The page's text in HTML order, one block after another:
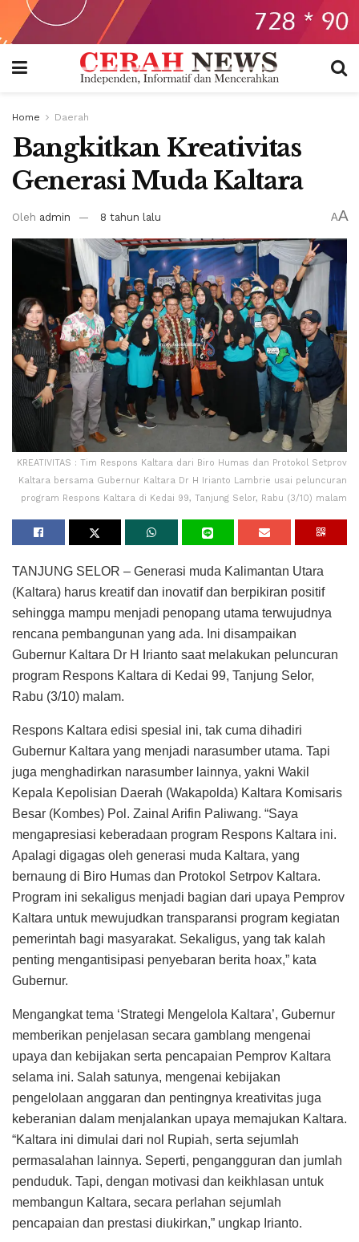
Home Daerah
Bangkitkan Kreativitas
Generasi Muda Kaltara
Oleh admin 8 tahun lalu AA
KREATIVITAS : Tim Respons Kaltara dari Biro Humas dan Protokol Setprov
Kaltara bersama Gubernur Kaltara Dr H Irianto Lambrie usai peluncuran
program Respons Kaltara di Kedai 99, Tanjung Selor, Rabu (3/10) malam
TANJUNG SELOR – Generasi muda Kalimantan Utara
(Kaltara) harus kreatif dan inovatif dan berpikiran positif
sehingga mampu menjadi penopang utama terwujudnya
rencana pembangunan yang ada. Ini disampaikan
Gubernur Kaltara Dr H Irianto saat melakukan peluncuran
program Respons Kaltara di Kedai 99, Tanjung Selor,
Rabu (3/10) malam.
Respons Kaltara edisi spesial ini, tak cuma dihadiri
Gubernur Kaltara yang menjadi narasumber utama. Tapi
juga menghadirkan narasumber lainnya, yakni Wakil
Kepala Kepolisian Daerah (Wakapolda) Kaltara Komisaris
Besar (Kombes) Pol. Zainal Arifin Paliwang. “Saya
mengapresiasi keberadaan program Respons Kaltara ini.
Apalagi digagas oleh generasi muda Kaltara, yang
bernaung di Biro Humas dan Protokol Setrpov Kaltara.
Program ini sekaligus menjadi bagian dari upaya Pemprov
Kaltara untuk mewujudkan transparansi program kegiatan
pemerintah bagi masyarakat. Sekaligus, yang tak kalah
penting mengantisipasi penyebaran berita hoax,” kata
Gubernur.
Mengangkat tema ‘Strategi Mengelola Kaltara’, Gubernur
memberikan penjelasan secara gamblang mengenai
upaya dan kebijakan serta pencapaian Pemprov Kaltara
selama ini. Salah satunya, mengenai kebijakan
pengelolaan anggaran dan pentingnya kreativitas juga
keberanian dalam menjalankan upaya memajukan Kaltara.
“Kaltara ini dimulai dari nol Rupiah, serta sejumlah
permasalahan lainnya. Seperti, pengangguran dan jumlah
penduduk. Tapi, dengan motivasi dan keikhlasan untuk
membangun Kaltara, secara perlahan sejumlah
pencapaian dan prestasi diukirkan,” ungkap Irianto.